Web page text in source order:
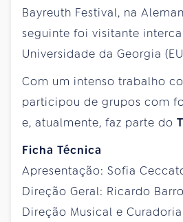
Bayreuth Festival, na
seguinte foi visitante
Universidade da Georgia
Com um intenso trabalho
participou de grupos com
e, atualmente, faz parte do
Ficha Técnica
Apresentação: Sofia
Direção Geral: Ricardo
Direção Musical e